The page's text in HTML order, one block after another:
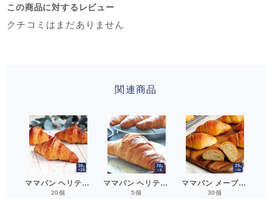
この商品に対するレビュー
クチコミはまだありません
関連商品
ママパン ヘリテージミニクロワッサン フランス産 30g×20 冷凍パン生地 解凍・発酵不要__
20個
ママパン ヘリテージクロワッサン 70g×5 冷凍パン生地 フランス産 発酵不要__
5個
ママパン メープルキャラメルミニクロワッサン 25g×30 冷凍パン生地 冷凍生地 クロワッサン生地 クロッフル mamapan__
30個